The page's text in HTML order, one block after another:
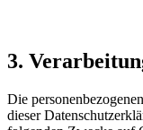
3.
Die
dieser